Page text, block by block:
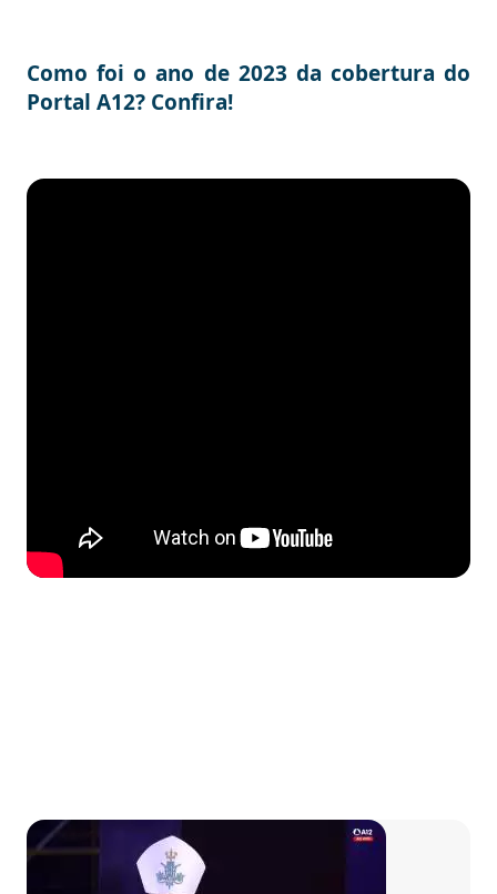
Como foi o ano de 2023 da cobertura do
Portal A12? Confira!